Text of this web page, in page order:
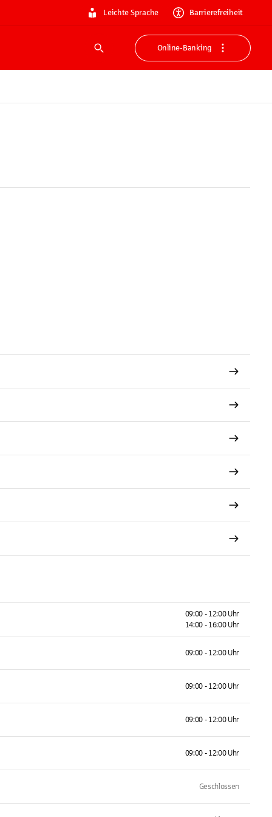
Leichte Sprache Barrierefreiheit
Suche
Online-Banking
09:00 - 12:00 Uhr
14:00 - 16:00 Uhr
09:00 - 12:00 Uhr
09:00 - 12:00 Uhr
09:00 - 12:00 Uhr
09:00 - 12:00 Uhr
Geschlossen